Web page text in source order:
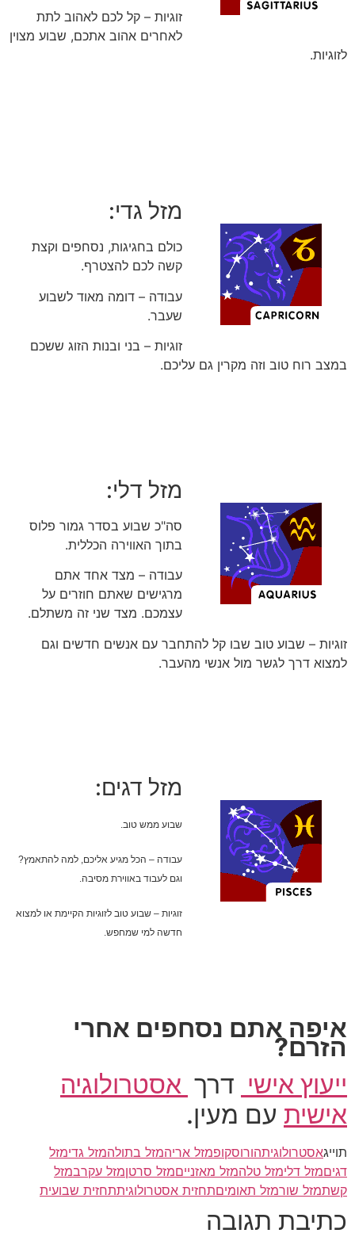
זוגיות – קל לכם לאהוב לתת
לאחרים אהוב אתכם, שבוע מצוין
לזוגיות.
מזל גדי:
כולם בחגיגות, נסחפים וקצת
קשה לכם להצטרף.
עבודה – דומה מאוד לשבוע
שעבר.
זוגיות – בני ובנות הזוג ששכם
במצב רוח טוב וזה מקרין גם עליכם.
מזל דלי:
סה"כ שבוע בסדר גמור פלוס
בתוך האווירה הכללית.
עבודה – מצד אחד אתם
מרגישים שאתם חוזרים על
עצמכם. מצד שני זה משתלם.
זוגיות – שבוע טוב שבו קל להתחבר עם אנשים חדשים וגם
למצוא דרך לגשר מול אנשי מהעבר.
מזל דגים:
שבוע ממש טוב.
עבודה – הכל מגיע אליכם, למה להתאמץ?
וגם לעבוד באווירת מסיבה.
זוגיות – שבוע טוב לזוגיות הקיימת או למצוא
חדשה למי שמחפש.
איפה אתם נסחפים אחרי
הזרם?
ייעוץ אישי דרך אסטרולוגיה
אישית עם מעין.
תוייגאסטרולוגיתהורוסקופמזל אריהמזל בתולהמזל גדימזל
דגיםמזל דלימזל טלהמזל מאזנייםמזל סרטןמזל עקרבמזל
קשתמזל שורמזל תאומיםתחזית אסטרולוגיתתחזית שבועית
כתיבת תגובה